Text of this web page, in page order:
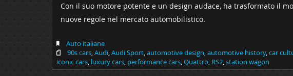
Con il suo motore potente e un design audace, ha trasformato il
nuove regole nel mercato automobilistico.
Auto italiane
90s cars,Audi,Audi Sport,automotive design,automotive history,car
iconic cars, luxury cars, performance cars,Quattro, RS2,station wagon